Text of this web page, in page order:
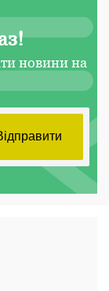
новини на